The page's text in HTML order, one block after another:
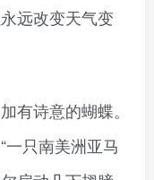
远改变天气变
有诗意的蝴蝶。
只南美洲亚马